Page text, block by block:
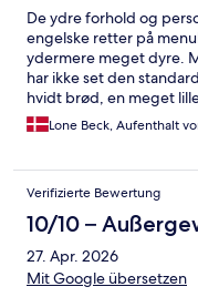
De ydre forhold og
engelske retter på
ydermere meget dyre.
har ikke set den
hvidt brød, en meget
kan blive mæt af det.
der kun tales engelsk på
Lone Beck, Aufenthalt
Verifizierte Bewertung
10/10 –
27. Apr. 2026
Mit Google übersetzen